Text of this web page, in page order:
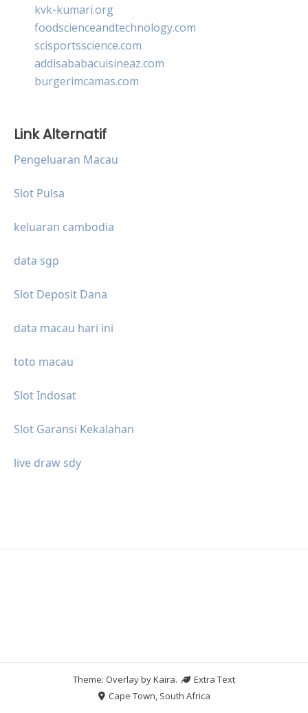
kvk-kumari.org
foodscienceandtechnology.com
scisportsscience.com
addisababacuisineaz.com
burgerimcamas.com
Link Alternatif
Pengeluaran Macau
Slot Pulsa
keluaran cambodia
data sgp
Slot Deposit Dana
data macau hari ini
toto macau
Slot Indosat
Slot Garansi Kekalahan
live draw sdy
Theme: Overlay byKaira.
Extra Text
Cape Town, South Africa